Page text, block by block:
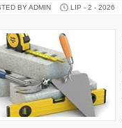
BY ADMIN LIP - 2 - 2026